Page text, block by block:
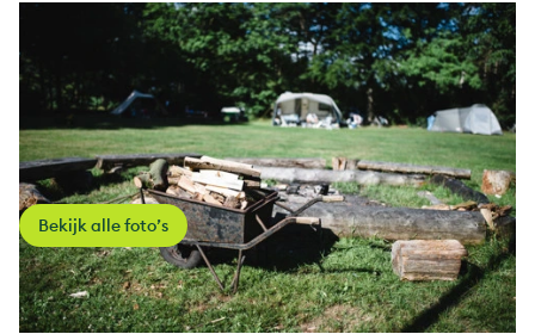
Bekijk alle foto’s